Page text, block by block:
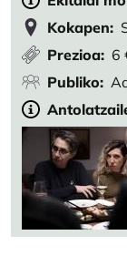
Kokapen
Prezioa
6
Publiko